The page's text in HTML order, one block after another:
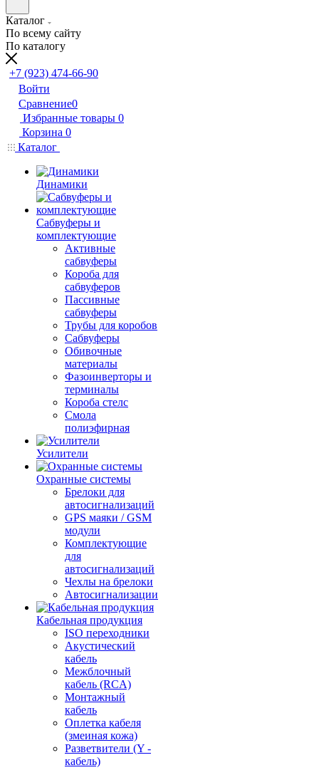
Каталог
По всему сайту
По каталогу
+7 (923) 474-66-90
Войти
Сравнение0
Избранные товары 0
Корзина 0
Каталог
Динамики
Сабвуферы и
комплектующие
Активные
сабвуферы
Короба для
сабвуферов
Пассивные
сабвуферы
Трубы для коробов
Сабвуферы
Обивочные
материалы
Фазоинверторы и
терминалы
Короба стелс
Смола
полиэфирная
Усилители
Охранные системы
Брелоки для
автосигнализаций
GPS маяки / GSM
модули
Комплектующие
для
автосигнализаций
Чехлы на брелоки
Автосигнализации
Кабельная продукция
ISO переходники
Акустический
кабель
Межблочный
кабель (RCA)
Монтажный
кабель
Оплетка кабеля
(змеиная кожа)
Разветвители (Y -
кабель)